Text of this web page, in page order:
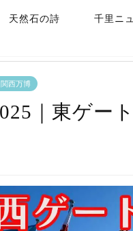
天然石の詩 千里ニ
西万博
｜東ゲー